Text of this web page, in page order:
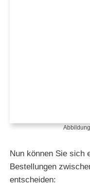
Nun können Sie sich
Bestellungen
entscheiden: